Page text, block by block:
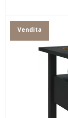
Vendita